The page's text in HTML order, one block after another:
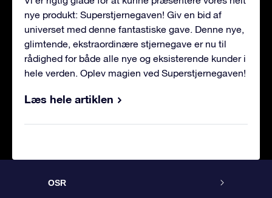
nye produkt: Superstjernegaven! Giv en bid af
universet med denne fantastiske gave. Denne nye,
glimtende, ekstraordinære stjernegave er nu til
rådighed for både alle nye og eksisterende kunder i
hele verden. Oplev magien ved Superstjernegaven!
Læs hele artiklen
OSR